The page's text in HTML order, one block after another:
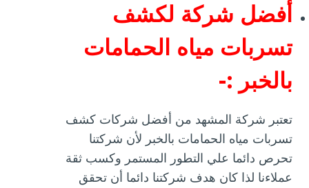
أفضل شركة لكشف
تسربات مياه الحمامات
بالخبر :-
تعتبر شركة المشهد من أفضل شركات كشف
تسربات مياه الحمامات بالخبر لأن شركتنا
تحرص دائما علي التطور المستمر وكسب ثقة
عملاءنا لذا كان هدف شركتنا دائما أن تحقق